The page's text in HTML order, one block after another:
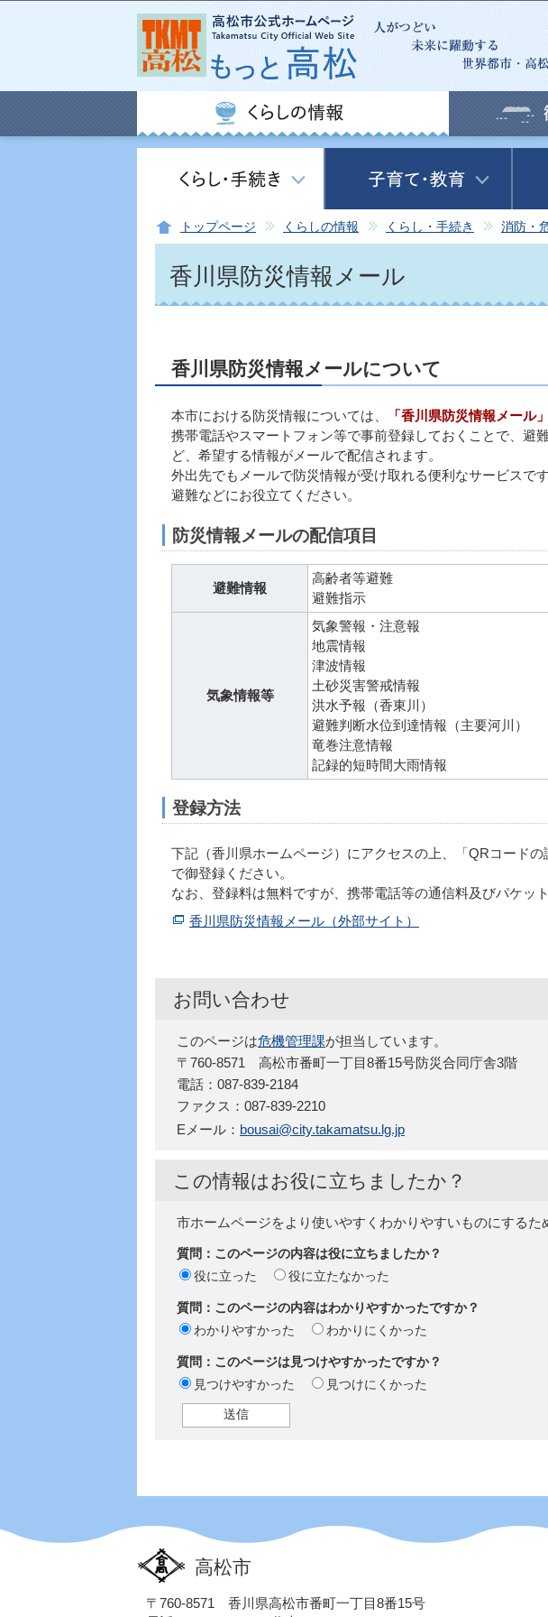
こ
トップページ くらしの情報 くらし・手続き 消防・
香川県防災情報メール
香川県防災情報メールについて
本市における防災情報については、 「香川県防災情報メール」
携帯電話やスマートフォン等で事前登録しておくことで、避
ど、希望する情報がメールで配信されます。
外出先でもメールで防災情報が受け取れる便利なサービスで
避難などにお役立てください。
防災情報メールの配信項目
避難情報
高齢者等避難
避難指示
気象情報等
気象警報・注意報
地震情報
津波情報
土砂災害警戒情報
洪水予報（香東川）
避難判断水位到達情報（主要河川）
竜巻注意情報
記録的短時間大雨情報
登録方法
下記（香川県ホームページ）にアクセスの上、「QRコード
で御登録ください。
なお、登録料は無料ですが、携帯電話等の通信料及びパケッ
香川県防災情報メール（外部サイト）
お問い合わせ
このページは危機管理課が担当しています。
〒760-8571 高松市番町一丁目8番15号防災合同庁舎3階
電話：087-839-2184
ファクス：087-839-2210
Eメール： bousai@city.takamatsu.lg.jp
この情報はお役に立ちましたか？
市ホームページをより使いやすくわかりやすいものにするた
質問：このページの内容は役に立ちましたか？
役に立った
役に立たなかった
質問：このページの内容はわかりやすかったですか？
わかりやすかった
わかりにくかった
質問：このページは見つけやすかったですか？
見つけやすかった
見つけにくかった
高松市
〒760-8571 香川県高松市番町一丁目8番15号